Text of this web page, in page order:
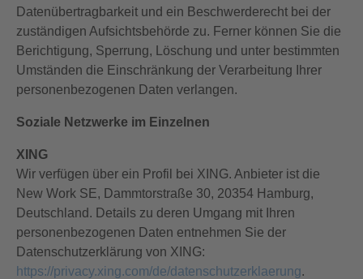
Datenübertragbarkeit und ein Beschwerderecht bei der
zuständigen Aufsichtsbehörde zu. Ferner können Sie die
Berichtigung, Sperrung, Löschung und unter bestimmten
Umständen die Einschränkung der Verarbeitung Ihrer
personenbezogenen Daten verlangen.
Soziale Netzwerke im Einzelnen
XING
Wir verfügen über ein Profil bei XING. Anbieter ist die
New Work SE, Dammtorstraße 30, 20354 Hamburg,
Deutschland. Details zu deren Umgang mit Ihren
personenbezogenen Daten entnehmen Sie der
Datenschutzerklärung von XING:
https://privacy.xing.com/de/datenschutzerklaerung.